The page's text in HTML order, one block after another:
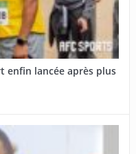
enfin lancée après plus